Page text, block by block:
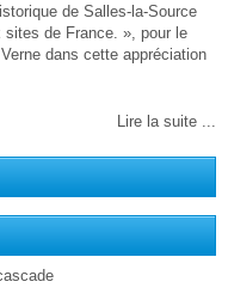
de Salles-la-Source
sites de France. », pour le
dans cette appréciation
Lire la suite ...